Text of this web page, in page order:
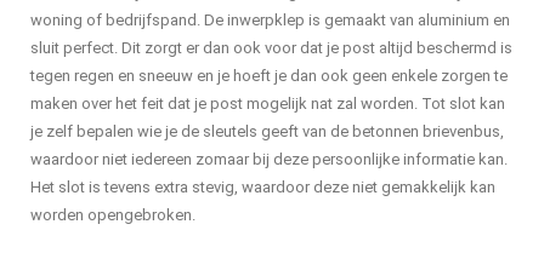
woning of bedrijfspand. De inwerpklep is gemaakt van aluminium en
sluit perfect. Dit zorgt er dan ook voor dat je post altijd beschermd is
tegen regen en sneeuw en je hoeft je dan ook geen enkele zorgen te
maken over het feit dat je post mogelijk nat zal worden. Tot slot kan
je zelf bepalen wie je de sleutels geeft van de betonnen brievenbus,
waardoor niet iedereen zomaar bij deze persoonlijke informatie kan.
Het slot is tevens extra stevig, waardoor deze niet gemakkelijk kan
worden opengebroken.